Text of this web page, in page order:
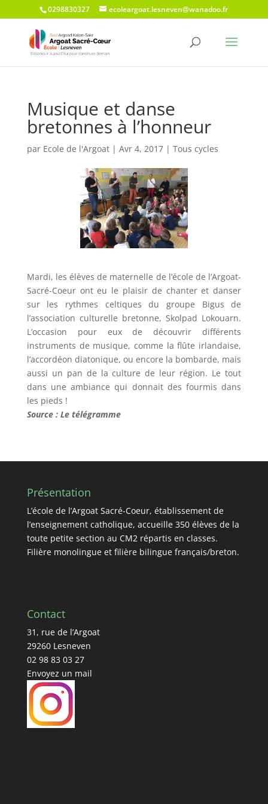
0298830327 ecoleargoat.lesneven@wanadoo.fr
Musique et danse
bretonnes à l’honneur
par Ecole de l'Argoat| Avr 4, 2017| Tous cycles
Mardi, les élèves de maternelle de l’école de l’Argoat-
Sacré-Coeur ont eu le plaisir de chanter et danser
sur les rythmes celtiques du groupe Bigus de
l’association culturelle bretonne, Skolpad Lokouarn.
L’occasion pour eux de découvrir différents
instruments de musique, comme la flûte irlandaise,
l’accordéon diatonique, ou encore la bombarde, mais
aussi un pan de la culture de leur région. Le tout
dans une ambiance qui donnait des fourmis dans
les pieds !
Source : Le télégramme
Présentation
L’école de l’Argoat Sacré-Coeur, établissement de
l’enseignement catholique, accueille 350 élèves de la
toute petite section au CM2 répartis en classes.
Filière monolingue et filière bilingue français/breton.
Contact
31, rue de l’Argoat
29260 Lesneven
02 98 83 03 27
Envoyez un mail